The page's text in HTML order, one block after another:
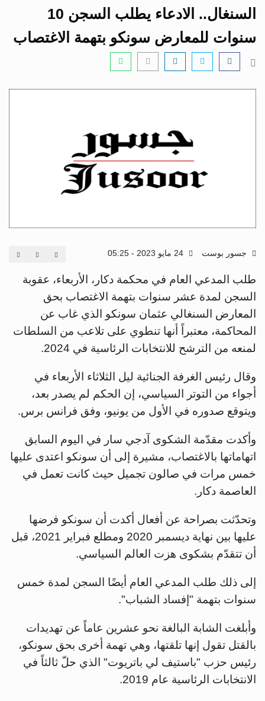
g
a
n
السنغال.. الادعاء يطلب السجن 10
سنوات للمعارض سونكو بتهمة الاغتصاب
جسور بوست
طلب المدعي العام في محكمة دكار، الأربعاء، عقوبة
السجن لمدة عشر سنوات بتهمة الاغتصاب بحق
المعارض السنغالي عثمان سونكو الذي غاب عن
المحاكمة، معتبراً أنها تنطوي على تلاعب من السلطات
لمنعه من الترشح للانتخابات الرئاسية في 2024.
وقال رئيس الغرفة الجنائية ليل الثلاثاء الأربعاء في
أجواء من التوتر السياسي، إن الحكم لم يصدر بعد،
ويتوقع صدوره في الأول من يونيو، وفق فرانس برس.
وأكدت مقدّمة الشكوى آدجي سار في اليوم السابق
اتهاماتها بالاغتصاب، مشيرة إلى أن سونكو اعتدى عليها
خمس مرات في صالون تجميل حيث كانت تعمل في
العاصمة دكار.
وتحدّثت بصراحة عن أفعال أكدت أن سونكو فرضها
عليها بين نهاية ديسمبر 2020 ومطلع فبراير 2021، قبل
أن تتقدّم بشكوى هزت العالم السياسي.
إلى ذلك طلب المدعي العام أيضًا السجن لمدة خمس
سنوات بتهمة "إفساد الشباب".
وأبلغت الشابة البالغة نحو عشرين عاماً عن تهديدات
بالقتل تقول إنها تلقتها، وهي تهمة أخرى بحق سونكو،
رئيس حزب "باستيف لي باتريوت" الذي حلّ ثالثاً في
الانتخابات الرئاسية عام 2019.